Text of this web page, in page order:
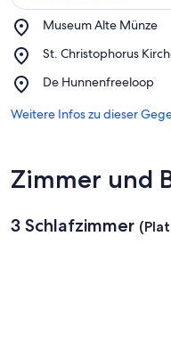
Museum Alte Münze
Place,
Alte
St. Christophorus
Place,
Christophorus
De Hunnenfreeloop
Place,
Hunnenfreeloop
Weitere Infos zu dieser
Zimmer und
3 Schlafzimmer